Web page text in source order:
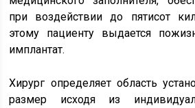
при воздействии до пятисот
этому пациенту выдается
имплантат.
Хирург определяет область
размер исходя из